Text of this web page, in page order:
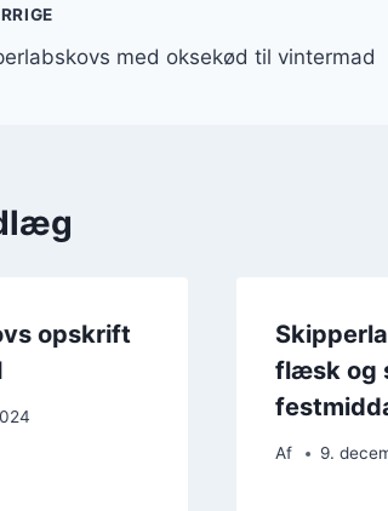
med oksekød til vintermad
opskrift
flæsk og
Af 9.